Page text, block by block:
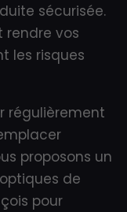
sécurisée.
vos
les risques
régulièrement
proposons un
de
pour